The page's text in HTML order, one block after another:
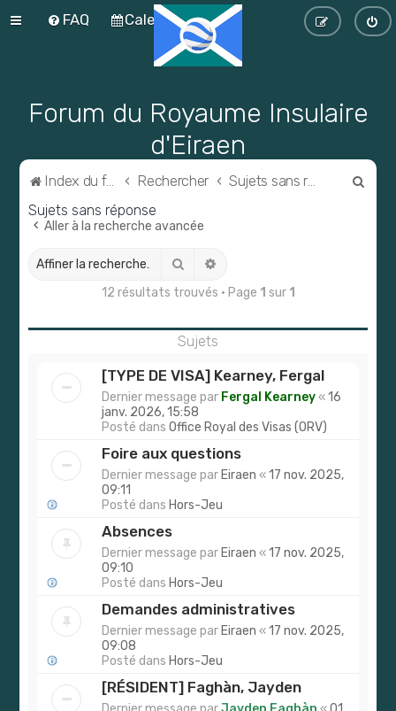
FAQ Calendrier
Forum du Royaume Insulaire
d'Eiraen
Index du forum Rechercher Sujets sans réponse
c
Sujets sans réponse
Aller à la recherche avancée
Rechercher
12 résultats trouvés • Page 1 sur 1
Sujets
[TYPE DE VISA] Kearney, Fergal
Dernier message par Fergal Kearney«16
janv. 2026, 15:58
Posté dansOffice Royal des Visas (ORV)
Foire aux questions
Dernier message par Eiraen «17 nov. 2025,
09:11
Posté dans Hors-Jeu
Absences
Dernier message par Eiraen «17 nov. 2025,
09:10
Posté dans Hors-Jeu
Demandes administratives
Dernier message par Eiraen «17 nov. 2025,
09:08
Posté dans Hors-Jeu
[RÉSIDENT] Faghàn, Jayden